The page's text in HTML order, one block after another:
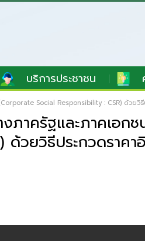
บริการประชาชน
(Corporate Social Responsibility : CSR) ด้วย
ภาครัฐและภาคเอก
วยวิธีประกวดราค